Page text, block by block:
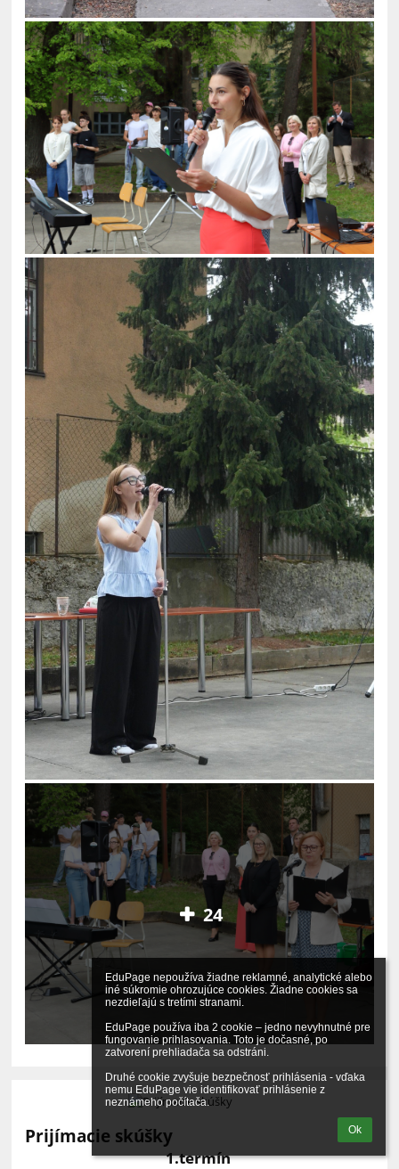
EduPage nepoužíva žiadne reklamné, analytické alebo
iné súkromie ohrozujúce cookies. Žiadne cookies sa
nezdieľajú s tretími stranami.
EduPage používa iba 2 cookie – jedno nevyhnutné pre
fungovanie prihlasovania. Toto je dočasné, po
zatvorení prehliadača sa odstráni.
Druhé cookie zvyšuje bezpečnosť prihlásenia - vďaka
nemu EduPage vie identifikovať prihlásenie z
neznámeho počítača.
Ok
24
Prijímacie skúšky
1.termín